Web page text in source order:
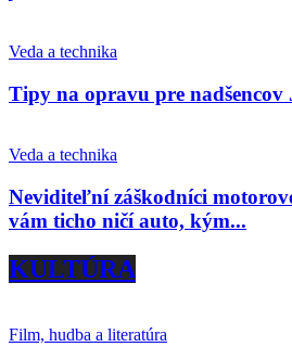
Veda a technika
Tipy na opravu pre nadšencov
Veda a technika
Neviditeľní záškodníci
vám ticho ničí auto, kým...
KULTÚRA
Film, hudba a literatúra